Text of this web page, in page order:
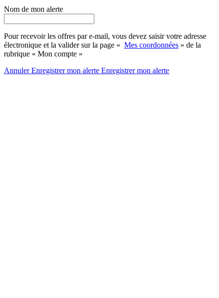
Nom de mon alerte
Pour recevoir les offres par e-mail, vous devez saisir votre adresse
électronique et la valider sur la page « Mes coordonnées » de la
rubrique « Mon compte »
AnnulerEnregistrer mon alerte Enregistrermon alerte